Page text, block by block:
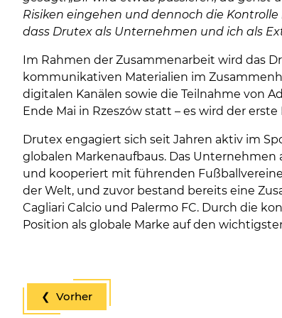
Risiken eingehen und dennoch die
dass Drutex als Unternehmen und ich als
Im Rahmen der Zusammenarbeit wird das
kommunikativen Materialien im
digitalen Kanälen sowie die Teilnahme von
Ende Mai in Rzeszów statt – es wird der
Drutex engagiert sich seit Jahren aktiv im
globalen Markenaufbaus. Das
und kooperiert mit führenden
der Welt, und zuvor bestand bereits eine
Cagliari Calcio und Palermo FC. Durch die
Position als globale Marke auf den
❮ Vorher